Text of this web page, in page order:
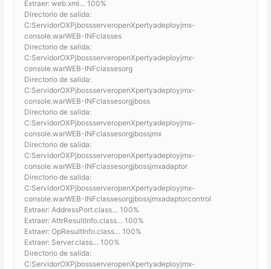
Extraer: web.xml… 100%
Directorio de salida:
C:ServidorOXPjbossserveropenXpertyadeployjmx-
console.warWEB-INFclasses
Directorio de salida:
C:ServidorOXPjbossserveropenXpertyadeployjmx-
console.warWEB-INFclassesorg
Directorio de salida:
C:ServidorOXPjbossserveropenXpertyadeployjmx-
console.warWEB-INFclassesorgjboss
Directorio de salida:
C:ServidorOXPjbossserveropenXpertyadeployjmx-
console.warWEB-INFclassesorgjbossjmx
Directorio de salida:
C:ServidorOXPjbossserveropenXpertyadeployjmx-
console.warWEB-INFclassesorgjbossjmxadaptor
Directorio de salida:
C:ServidorOXPjbossserveropenXpertyadeployjmx-
console.warWEB-INFclassesorgjbossjmxadaptorcontrol
Extraer: AddressPort.class… 100%
Extraer: AttrResultInfo.class… 100%
Extraer: OpResultInfo.class… 100%
Extraer: Server.class… 100%
Directorio de salida:
C:ServidorOXPjbossserveropenXpertyadeployjmx-